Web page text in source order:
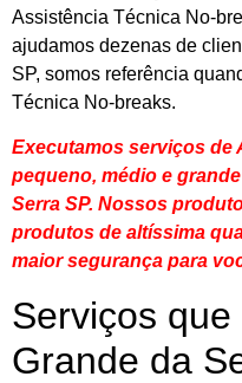
Assistência Técnica No-
ajudamos dezenas de
SP, somos referência
Técnica No-breaks.
Executamos serviços de
pequeno, médio e
Serra SP. Nossos
produtos de altíssima
maior segurança para
Serviços
Grande da